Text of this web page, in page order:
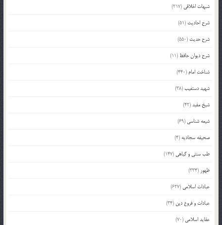
شبهات اخلاقی (217)
شرح احادیث (51)
شرح حدیث (550)
شرح دیوان حافظ (11)
شناخت امام (440)
شهید دستغیب(38)
شیخ مفید(42)
شیعه شناسی (69)
صحیفه سجادیه (4)
طب سنتی و گیاهی (147)
ظهور (334)
عبادات اسلامی (627)
عبادات و فروع دین (34)
عقاید اسلامی (70)